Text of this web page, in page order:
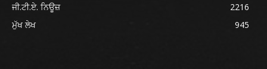
ਜੀ.ਟੀ.ਏ. ਨਿਊਜ਼
2216
ਮੁੱਖ ਲੇਖ
945